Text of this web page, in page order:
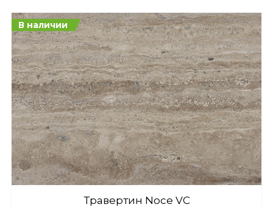
В наличии
Травертин Noce VC